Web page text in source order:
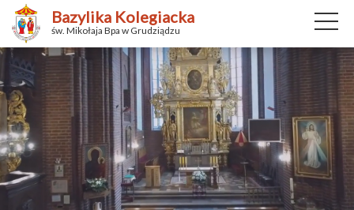
Bazylika Kolegiacka
św. Mikołaja Bpa w Grudziądzu